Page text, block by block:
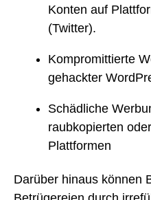
Konten auf
(Twitter).
Kompromittierte
gehackter
Schädliche
raubkopierten
Plattformen
Darüber hinaus können